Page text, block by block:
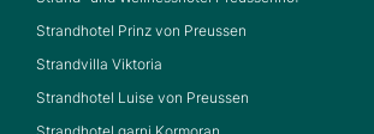
Strandhotel Prinz von Preussen
Strandvilla Viktoria
Strandhotel Luise von Preussen